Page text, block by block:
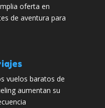
oferta en
de aventura para
vuelos baratos de
aumentan su